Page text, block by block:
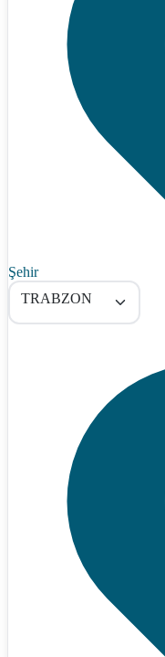
Şehir
TRABZON